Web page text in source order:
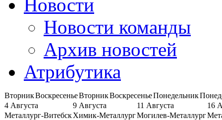
Новости
Новости команды
Архив новостей
Атрибутика
ВторникВоскресеньеВторникВоскресеньеПонедельник
4 Августа
9 Августа 11 Августа
16
Металлург-ВитебскХимик-МеталлургМогилев-Металлург